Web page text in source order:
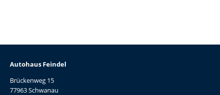
Autohaus Feindel
Brückenweg 15
77963 Schwanau